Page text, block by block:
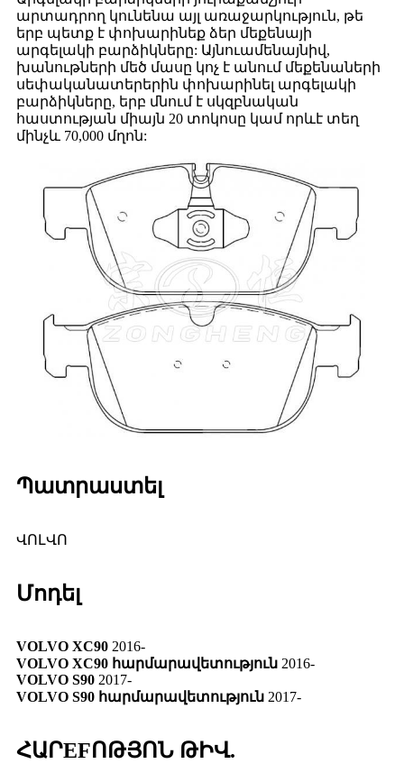
արտադրող կունենա այլ առաջարկություն, թե
երբ պետք է փոխարինեք ձեր մեքենայի
արգելակի բարձիկները: Այնուամենայնիվ,
խանութների մեծ մասը կոչ է անում մեքենաների
սեփականատերերին փոխարինել արգելակի
բարձիկները, երբ մնում է սկզբնական
հաստության միայն 20 տոկոսը կամ որևէ տեղ
մինչև 70,000 մղոն:
Պատրաստել
ՎՈԼՎՈ
Մոդել
VOLVO XC90 2016-
VOLVO XC90 հարմարավետություն 2016-
VOLVO S90 2017-
VOLVO S90 հարմարավետություն 2017-
ՀԱՐEFՈԹՅՈՆ ԹԻՎ.